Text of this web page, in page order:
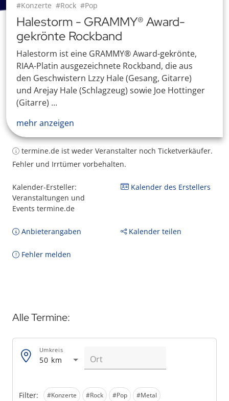
#Konzerte #Rock #Pop
Halestorm - GRAMMY® Award-
gekrönte Rockband
Halestorm ist eine GRAMMY® Award-gekrönte,
RIAA-Platin ausgezeichnete Rockband, die aus
den Geschwistern Lzzy Hale (Gesang, Gitarre)
und Arejay Hale (Schlagzeug) sowie Joe Hottinger
(Gitarre) ...
mehr anzeigen
termine.de ist weder Veranstalter noch Ticketverkäufer.
Fehler und Irrtümer vorbehalten.
Kalender-Ersteller:
Veranstaltungen und
Events termine.de
Kalender des Erstellers
Anbieterangaben Kalender teilen
Fehler melden
Alle Termine:
Filter: #Konzerte #Rock #Pop #Metal
50 km
Umkreis